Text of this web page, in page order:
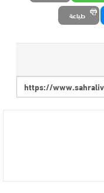
طباعة